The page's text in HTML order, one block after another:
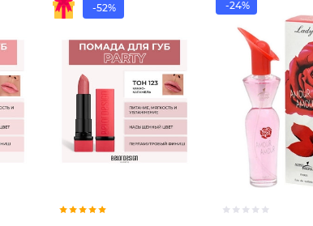
Помада
-52%
Помада
-24%